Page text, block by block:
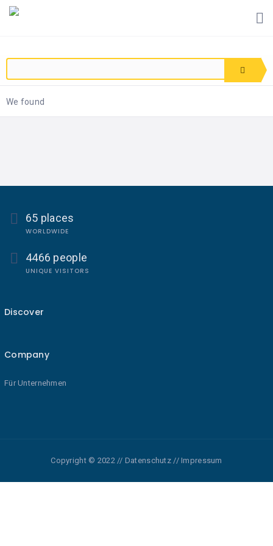
We found
65 places
WORLDWIDE
4466 people
UNIQUE VISITORS
Discover
Company
Für Unternehmen
Copyright © 2022 // Datenschutz // Impressum